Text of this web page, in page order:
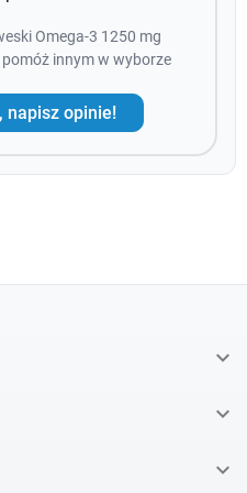
Omega-3 1250 mg
innym w wyborze
napisz opinie!


